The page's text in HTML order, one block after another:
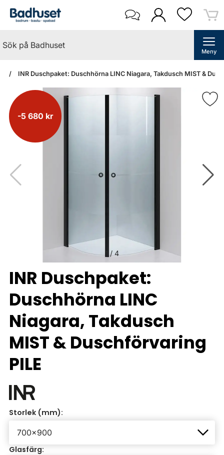
Meny
INR Duschpaket: Duschhörna LINC Niagara, Takdusch MIST &
-5 680 kr
/4
INR Duschpaket:
Duschhörna LINC
Niagara, Takdusch
MIST & Duschförvaring
PILE
Storlek (mm):
Glasfärg: